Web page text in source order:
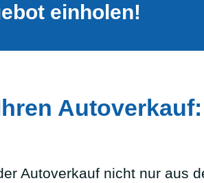
einholen!
Autoverkauf nicht nur aus